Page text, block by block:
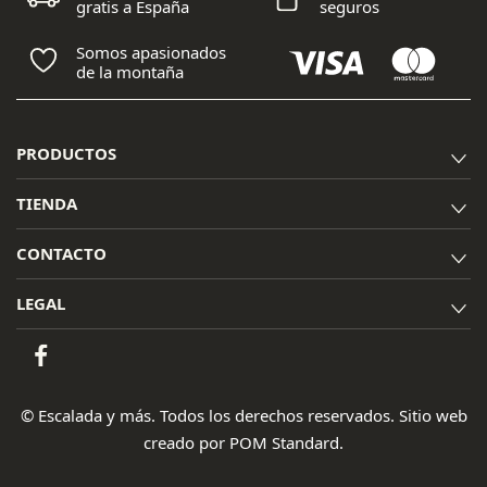
gratis a España
seguros
Somos apasionados
de la montaña
PRODUCTOS
TIENDA
CONTACTO
LEGAL
© Escalada y más. Todos los derechos reservados. Sitio web
creado por POM Standard.